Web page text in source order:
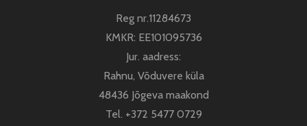
Reg nr.11284673
KMKR: EE101095736
Jur. aadress:
Rahnu, Võduvere küla
48436 Jõgeva maakond
Tel. +372 5477 0729